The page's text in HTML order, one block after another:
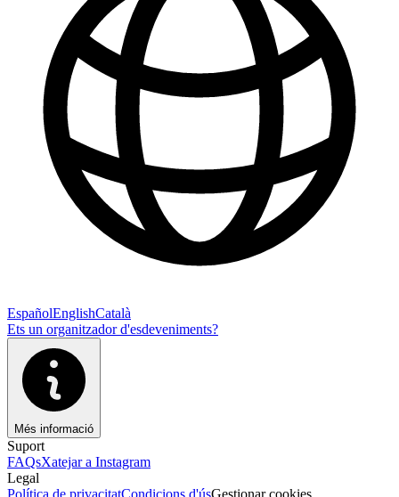
EspañolEnglishCatalà
Ets un organitzador d'esdeveniments?
Més informació
Suport
FAQsXatejar a Instagram
Legal
Política de privacitatCondicions d'úsGestionar cookies